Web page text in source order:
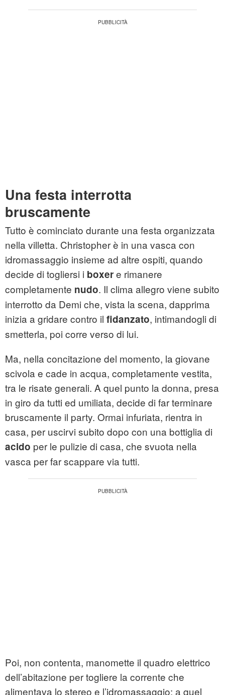
Una festa interrotta
bruscamente
Tutto è cominciato durante una festa organizzata
nella villetta. Christopher è in una vasca con
idromassaggio insieme ad altre ospiti, quando
decide di togliersi i boxere rimanere
completamente nudo. Il clima allegro viene subito
interrotto da Demi che, vista la scena, dapprima
inizia a gridare contro il fidanzato, intimandogli di
smetterla, poi corre verso di lui.
Ma, nella concitazione del momento, la giovane
scivola e cade in acqua, completamente vestita,
tra le risate generali. A quel punto la donna, presa
in giro da tutti ed umiliata, decide di far terminare
bruscamente il party. Ormai infuriata, rientra in
casa, per uscirvi subito dopo con una bottiglia di
acido per le pulizie di casa, che svuota nella
vasca per far scappare via tutti.
Poi, non contenta, manomette il quadro elettrico
dell’abitazione per togliere la corrente che
alimentava lo stereo e l’idromassaggio: a quel